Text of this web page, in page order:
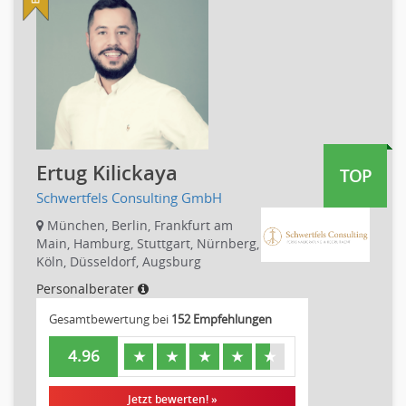
Produktmanagement
Strategisches Marketing
Vertriebsmarketing
Human Resources
Personal Leitung, Teamleitung
rec2rec
Recruiting, Personalmarketing
Referent
Justiziariat, Rechtsabteilung
Notar-, Justizfachangestellter, Anwaltsfachgehilfe
Notariat
Richter, Justizbeamte
Analyst
Anlageberatung, Vermögensberatung
Asset-/Fonds-Management
Banken, Finanzdienstleister und Versicherungen Compliance,
Pharmaindustrie
Telekommunikation
Textilien & Bekleidung
Transport & Logistik
Unternehmensberatung
Naturwissenschaften & Forschung
TOP
Ertug Kilickaya
Schwertfels Consulting GmbH
München, Berlin, Frankfurt am
Main, Hamburg, Stuttgart, Nürnberg,
Köln, Düsseldorf, Augsburg
Personalberater
Gesamtbewertung bei 152 Empfehlungen
4.96 ★ ★ ★ ★ ★
Jetzt bewerten! »